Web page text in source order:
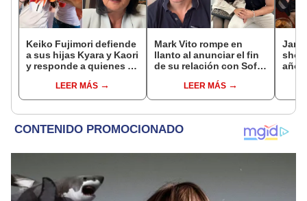
Keiko Fujimori defiende
a sus hijas Kyara y Kaori
y responde a quienes la
“No pueden decirme”
LEER MÁS
Mark Vito rompe en
llanto al anunciar el fin
de su relación con Sofía
año soltero"
LEER MÁS
años